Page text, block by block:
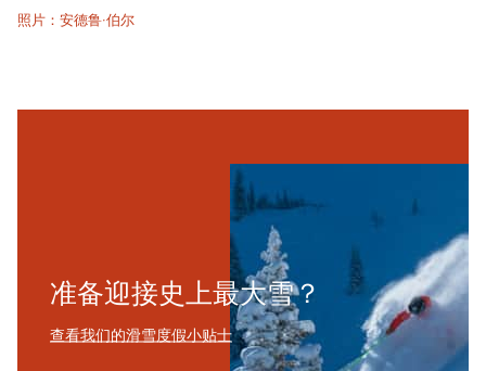
照片：安德鲁·伯尔
准备迎接史上最大雪？
查看我们的滑雪度假小贴士